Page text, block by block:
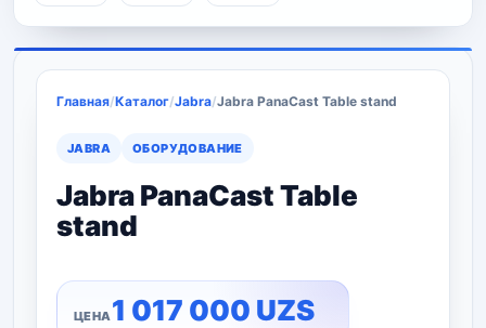
Главная/Каталог/Jabra/Jabra PanaCast Table stand
JABRA ОБОРУДОВАНИЕ
Jabra PanaCast Table
stand
1 017 000 UZS